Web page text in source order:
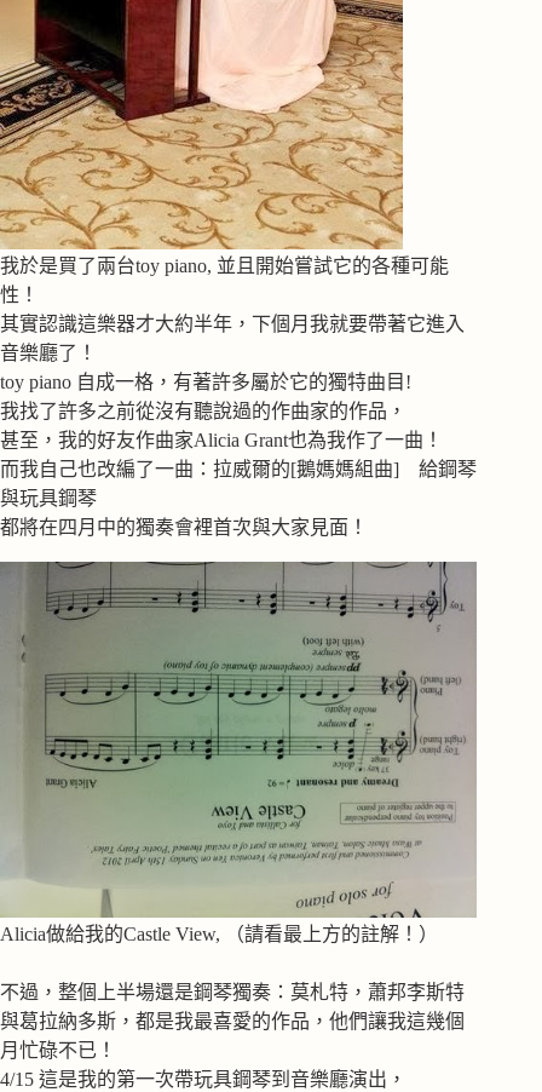
我於是買了兩台toy piano, 並且開始嘗試它的各種可能
性！
其實認識這樂器才大約半年，下個月我就要帶著它進入
音樂廳了！
toy piano 自成一格，有著許多屬於它的獨特曲目!
我找了許多之前從沒有聽說過的作曲家的作品，
甚至，我的好友作曲家Alicia Grant也為我作了一曲！
而我自己也改編了一曲：拉威爾的[鵝媽媽組曲] 給鋼琴
與玩具鋼琴
都將在四月中的獨奏會裡首次與大家見面！
Alicia做給我的Castle View, （請看最上方的註解！）
不過，整個上半場還是鋼琴獨奏：莫札特，蕭邦李斯特
與葛拉納多斯，都是我最喜愛的作品，他們讓我這幾個
月忙碌不已！
4/15 這是我的第一次帶玩具鋼琴到音樂廳演出，